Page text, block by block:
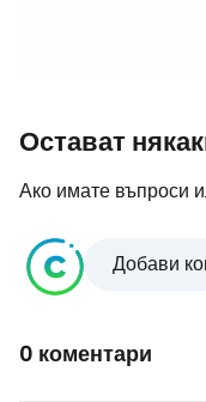
Остават
Ако имате въпроси
Добави
0 коментари